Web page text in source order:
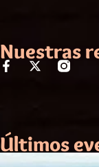
Nuestras
Últimos